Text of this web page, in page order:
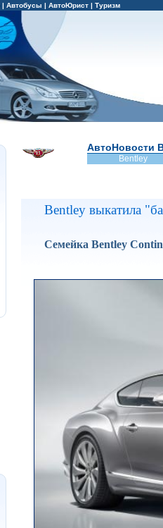
| Автобусы | АвтоЮрист | Туризм
АвтоНовости
Bentley
Bentley выкатила
Семейка Bentley